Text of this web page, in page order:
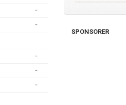
-
-
-
-
-
SPONSORER